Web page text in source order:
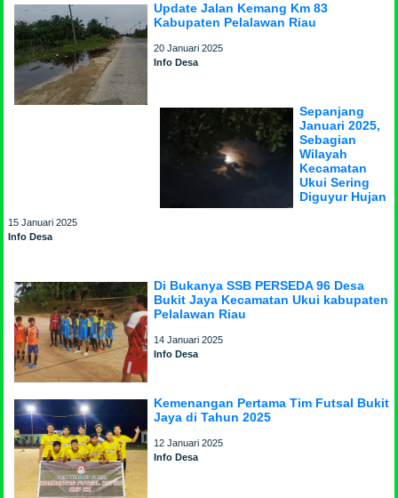
Update Jalan Kemang Km 83
Kabupaten Pelalawan Riau
20 Januari 2025
Info Desa
Sepanjang
Januari 2025,
Sebagian
Wilayah
Kecamatan
Ukui Sering
Diguyur Hujan
15 Januari 2025
Info Desa
Di Bukanya SSB PERSEDA 96 Desa
Bukit Jaya Kecamatan Ukui kabupaten
Pelalawan Riau
14 Januari 2025
Info Desa
Kemenangan Pertama Tim Futsal Bukit
Jaya di Tahun 2025
12 Januari 2025
Info Desa